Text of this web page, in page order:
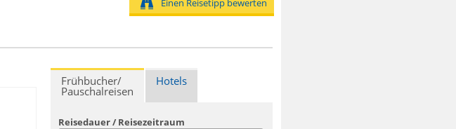
Einen Reisetipp bewerten
Frühbucher/
Pauschalreisen
Hotels
Reisedauer / Reisezeitraum